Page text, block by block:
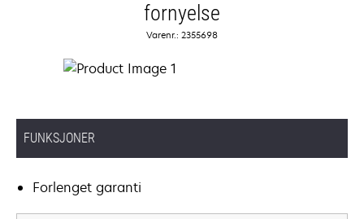
fornyelse
Varenr.: 2355698
FUNKSJONER
Forlenget garanti